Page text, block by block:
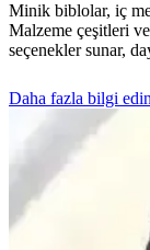
Minik biblolar, iç
Malzeme çeşitleri
seçenekler sunar,
Daha fazla bilgi